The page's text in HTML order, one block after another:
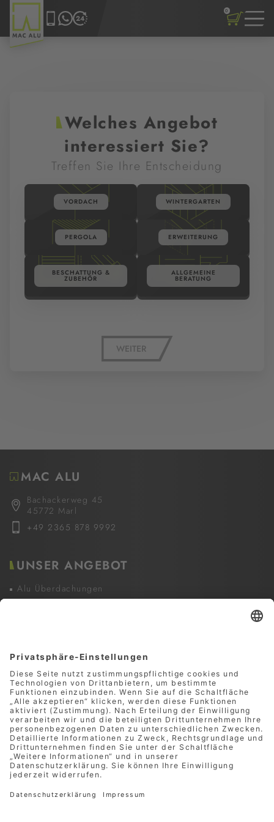
0
Welches Angebot
interessiert Sie?
Treffen Sie Ihre Entscheidung
VORDACH WINTERGARTEN
PERGOLA ERWEITERUNG
BESCHATTUNG &
ZUBEHÖR
ALLGEMEINE
BERATUNG
WEITER
MAC ALU
Bachackerweg 45
45772 Marl
+49 2365 878 9992
UNSER ANGEBOT
Alu Überdachungen
INFORMATIONEN
Unverbindliche Anfrage
Rabattaktionen
Zahlung & Versand
Kontakt
RECHTLICHES